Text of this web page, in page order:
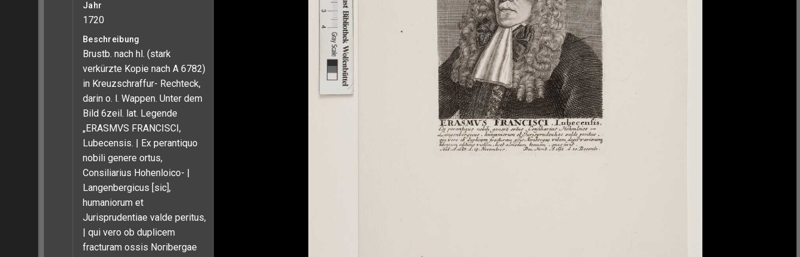
Jahr
1720
Beschreibung
Brustb. nach hl. (stark
verkürzte Kopie nach A 6782)
in Kreuzschraffur- Rechteck,
darin o. l. Wappen. Unter dem
Bild 6zeil. lat. Legende
„ERASMVS FRANCISCI,
Lubecensis. | Ex perantiquo
nobili genere ortus,
Consiliarius Hohenloico- |
Langenbergicus [sic],
humaniorum et
Jurisprudentiae valde peritus,
| qui vero ob duplicem
fracturam ossis Noribergae